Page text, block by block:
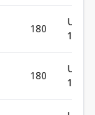
180
US$
180
US$